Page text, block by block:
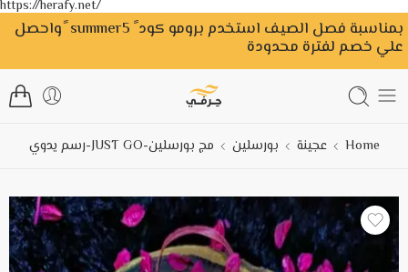
https://herafy.net/
بمناسبة فصل الصيف استخدم برومو كود ً summer5 ًواحصل
علي خصم لفترة محدودة
Home عجينة بورسلين مج بورسلين-JUST GO-رسم يدوي